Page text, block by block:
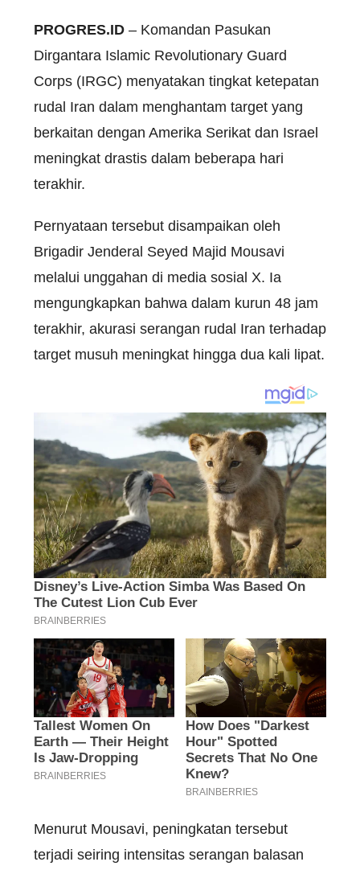
PROGRES.ID – Komandan Pasukan
Dirgantara Islamic Revolutionary Guard
Corps (IRGC) menyatakan tingkat ketepatan
rudal Iran dalam menghantam target yang
berkaitan dengan Amerika Serikat dan Israel
meningkat drastis dalam beberapa hari
terakhir.
Pernyataan tersebut disampaikan oleh
Brigadir Jenderal Seyed Majid Mousavi
melalui unggahan di media sosial X. Ia
mengungkapkan bahwa dalam kurun 48 jam
terakhir, akurasi serangan rudal Iran terhadap
target musuh meningkat hingga dua kali lipat.
Menurut Mousavi, peningkatan tersebut
terjadi seiring intensitas serangan balasan